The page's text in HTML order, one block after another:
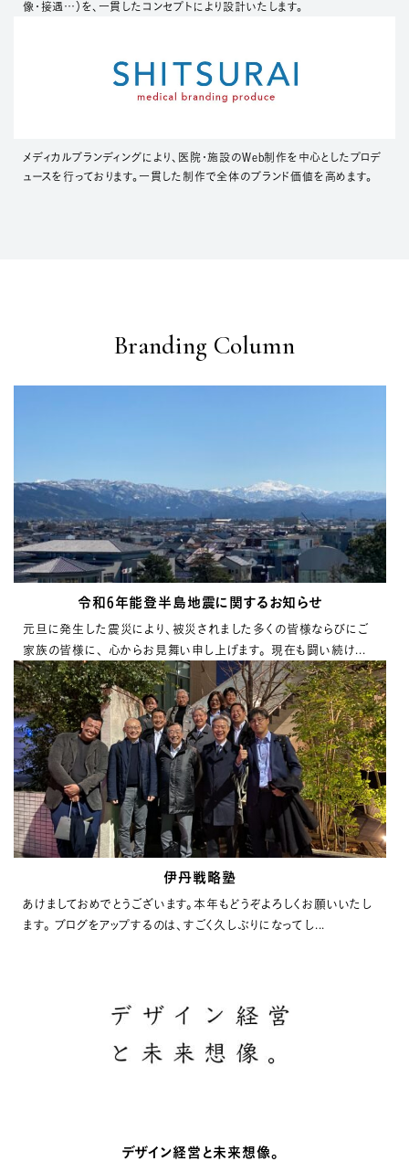
像・接遇…）を、一貫したコンセプトにより設計いたします。
メディカルブランディングにより、医院・施設のWeb制作を中心としたプロデ
ュースを行っております。一貫した制作で全体のブランド価値を高めます。
Branding Column
令和6年能登半島地震に関するお知らせ
元旦に発生した震災により、被災されました多くの皆様ならびにご
家族の皆様に、 心からお見舞い申し上げます。 現在も闘い続け...
伊丹戦略塾
あけましておめでとうございます。本年もどうぞよろしくお願いいたし
ます。 ブログをアップするのは、すごく久しぶりになってし...
デザイン経営と未来想像。